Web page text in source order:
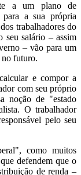
a um plano de
a sua própria
trabalhadores do
seu salário – assim
– vão para um
no futuro.
e compor a
com seu próprio
noção de "estado
O trabalhador
pelo seu
como muitos
defendem que o
de renda –